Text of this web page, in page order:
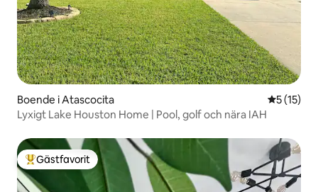
Boende i Atascocita 5 av 5 i
5 (15)
Lyxigt Lake Houston Home | Pool, golf och nära IAH
Populär gästfavorit
Gästfavorit